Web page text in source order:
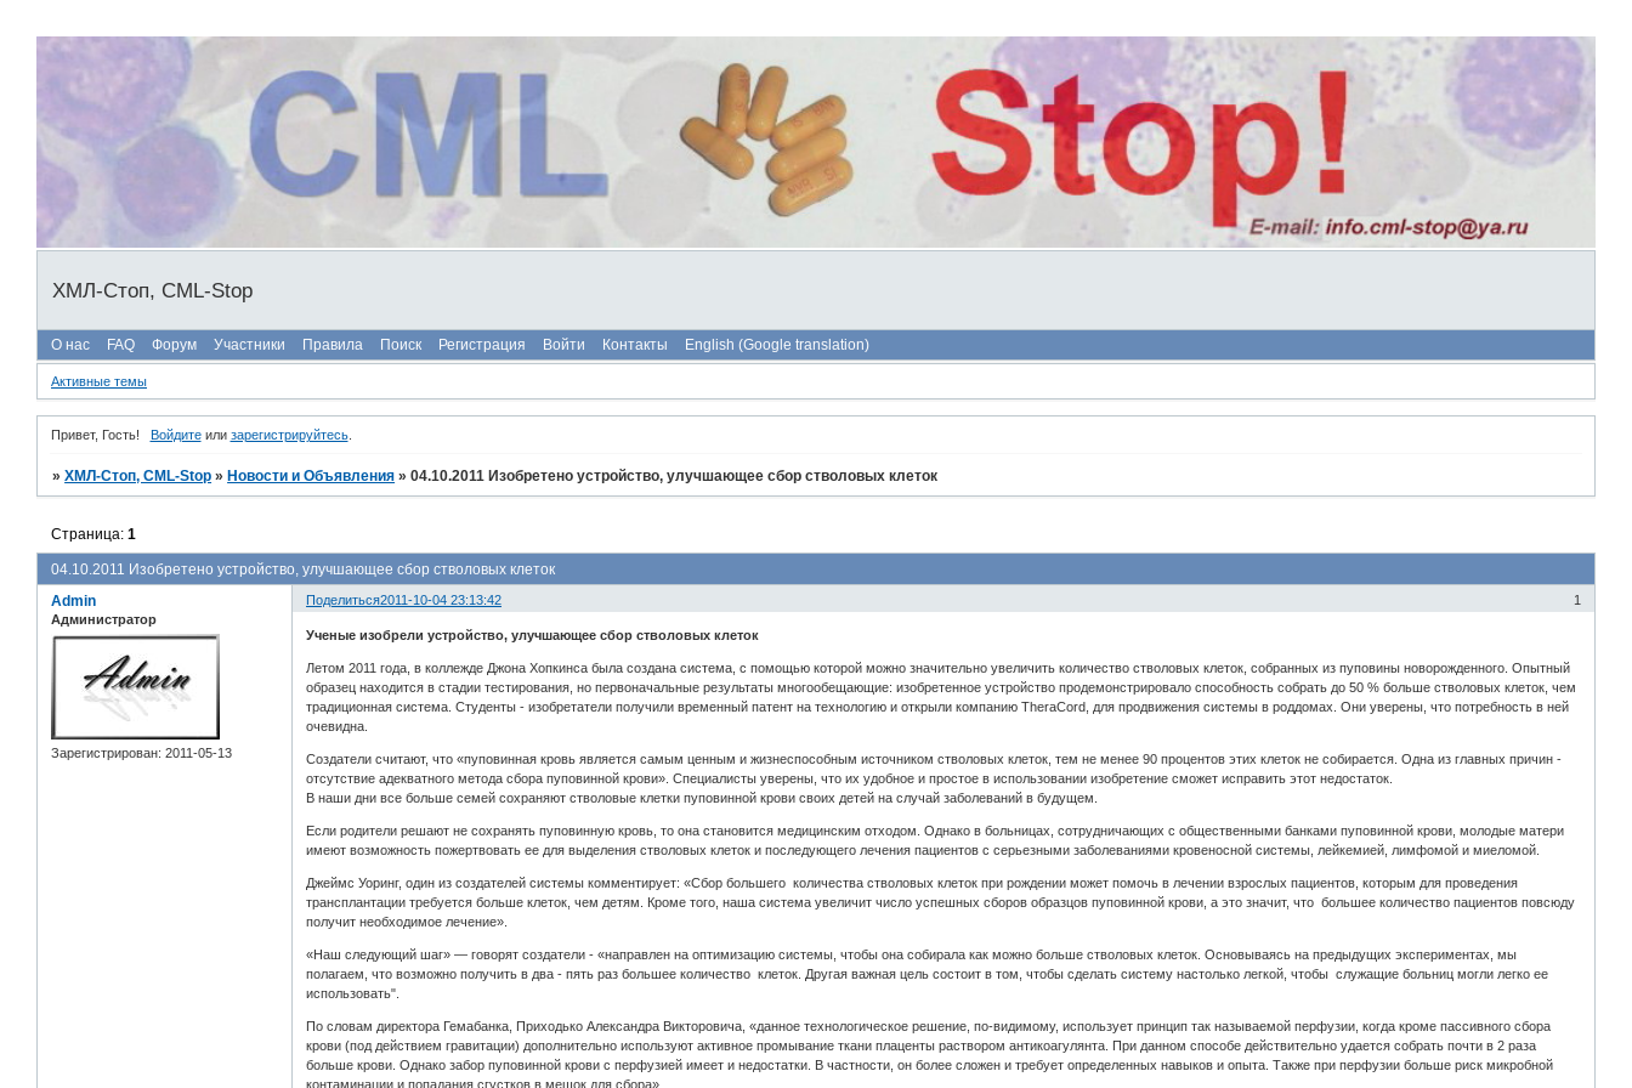
ХМЛ-Стоп, CML-Stop
О нас FAQ Форум Участники Правила Поиск Регистрация Войти Контакты English (Google translation)
Активные темы
Привет, Гость! Войдитеили зарегистрируйтесь.
»ХМЛ-Стоп, CML-Stop »Новости и Объявления »04.10.2011 Изобретено устройство, улучшающее сбор стволовых клеток
04.10.2011 Изобретено устройство, улучшающее сбор стволовых клеток
Страница:1
Поделиться 1
2011-10-04 23:13:42
Admin
Администратор
Зарегистрирован: 2011-05-13
Ученые изобрели устройство, улучшающее сбор стволовых клеток
Летом 2011 года, в коллежде Джона Хопкинса была создана система, с помощью которой можно значительно увеличить количество стволовых клеток, собранных из пуповины новорожденного. Опытный
образец находится в стадии тестирования, но первоначальные результаты многообещающие: изобретенное устройство продемонстрировало способность собрать до 50 % больше стволовых клеток, чем
традиционная система. Студенты - изобретатели получили временный патент на технологию и открыли компанию TheraCord, для продвижения системы в роддомах. Они уверены, что потребность в ней
очевидна.
Создатели считают, что «пуповинная кровь является самым ценным и жизнеспособным источником стволовых клеток, тем не менее 90 процентов этих клеток не собирается. Одна из главных причин -
отсутствие адекватного метода сбора пуповинной крови». Специалисты уверены, что их удобное и простое в использовании изобретение сможет исправить этот недостаток.
В наши дни все больше семей сохраняют стволовые клетки пуповинной крови своих детей на случай заболеваний в будущем.
Если родители решают не сохранять пуповинную кровь, то она становится медицинским отходом. Однако в больницах, сотрудничающих с общественными банками пуповинной крови, молодые матери
имеют возможность пожертвовать ее для выделения стволовых клеток и последующего лечения пациентов с серьезными заболеваниями кровеносной системы, лейкемией, лимфомой и миеломой.
Джеймс Уоринг, один из создателей системы комментирует: «Сбор большего количества стволовых клеток при рождении может помочь в лечении взрослых пациентов, которым для проведения
трансплантации требуется больше клеток, чем детям. Кроме того, наша система увеличит число успешных сборов образцов пуповинной крови, а это значит, что большее количество пациентов повсюду
получит необходимое лечение».
«Наш следующий шаг» — говорят создатели - «направлен на оптимизацию системы, чтобы она собирала как можно больше стволовых клеток. Основываясь на предыдущих экспериментах, мы
полагаем, что возможно получить в два - пять раз большее количество клеток. Другая важная цель состоит в том, чтобы сделать систему настолько легкой, чтобы служащие больниц могли легко ее
использовать".
По словам директора Гемабанка, Приходько Александра Викторовича, «данное технологическое решение, по-видимому, использует принцип так называемой перфузии, когда кроме пассивного сбора
крови (под действием гравитации) дополнительно используют активное промывание ткани плаценты раствором антикоагулянта. При данном способе действительно удается собрать почти в 2 раза
больше крови. Однако забор пуповинной крови с перфузией имеет и недостатки. В частности, он более сложен и требует определенных навыков и опыта. Также при перфузии больше риск микробной
контаминации и попадания сгустков в мешок для сбора».